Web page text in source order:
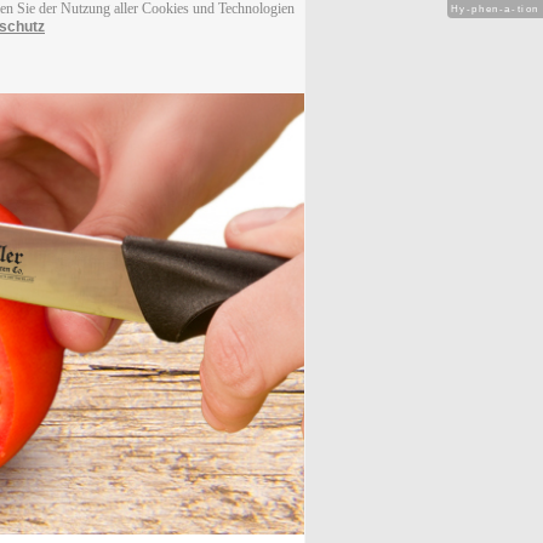
Sie der Nutzung aller Cookies und Technologien
Hy-phen-a-tion